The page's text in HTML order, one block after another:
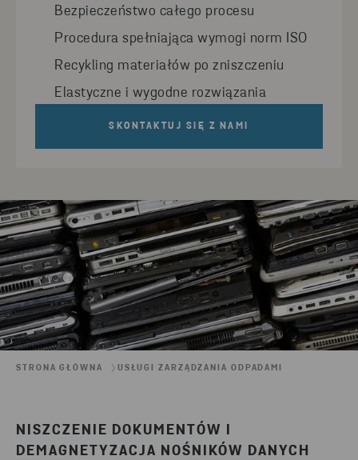
Bezpieczeństwo całego procesu
Procedura spełniająca wymogi norm ISO
Recykling materiałów po zniszczeniu
Elastyczne i wygodne rozwiązania
SKONTAKTUJ SIĘ Z NAMI
STRONA GŁÓWNA USŁUGI ZARZĄDZANIA ODPADAMI
NISZCZENIE DOKUMENTÓW I
DEMAGNETYZACJA NOŚNIKÓW DANYCH